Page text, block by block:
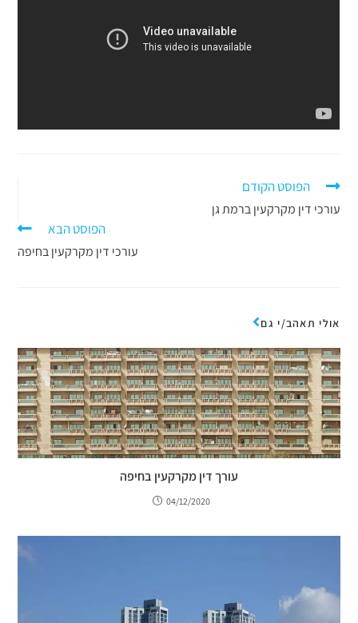
הפוסט הקודם
עורכי דין מקרקעין ברמת גן
הפוסט הבא
עורכי דין מקרקעין בחיפה
אולי תאהב/י גם
עורך דין מקרקעין בחיפה
04/12/2020